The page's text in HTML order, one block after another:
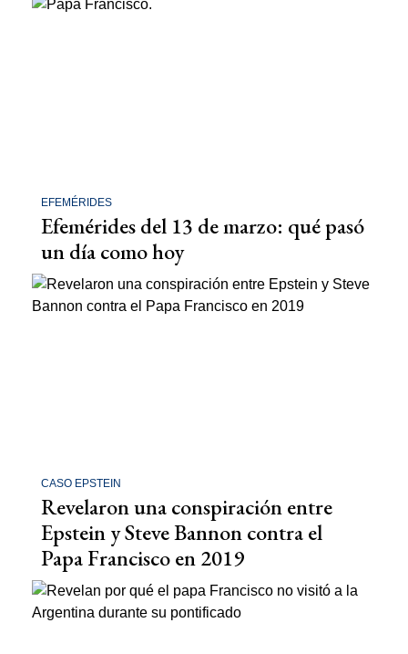
EFEMÉRIDES
Efemérides del 13 de marzo: qué pasó
un día como hoy
CASO EPSTEIN
Revelaron una conspiración entre
Epstein y Steve Bannon contra el
Papa Francisco en 2019